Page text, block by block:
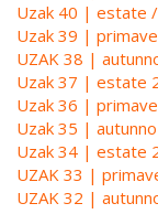
Uzak 40 | estate /
Uzak 39 |
UZAK 38 |
Uzak 37 | estate
Uzak 36 |
Uzak 35 |
Uzak 34 | estate
UZAK 33 |
UZAK 32 |